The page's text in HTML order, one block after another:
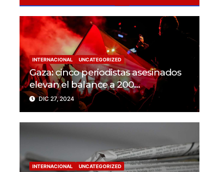
INTERNACIONAL UNCATEGORIZED
Gaza: cinco periodistas asesinados
elevan el balance a 200
trabajadores de la prensa muertos
en 2024
DIC 27, 2024
INTERNACIONAL UNCATEGORIZED